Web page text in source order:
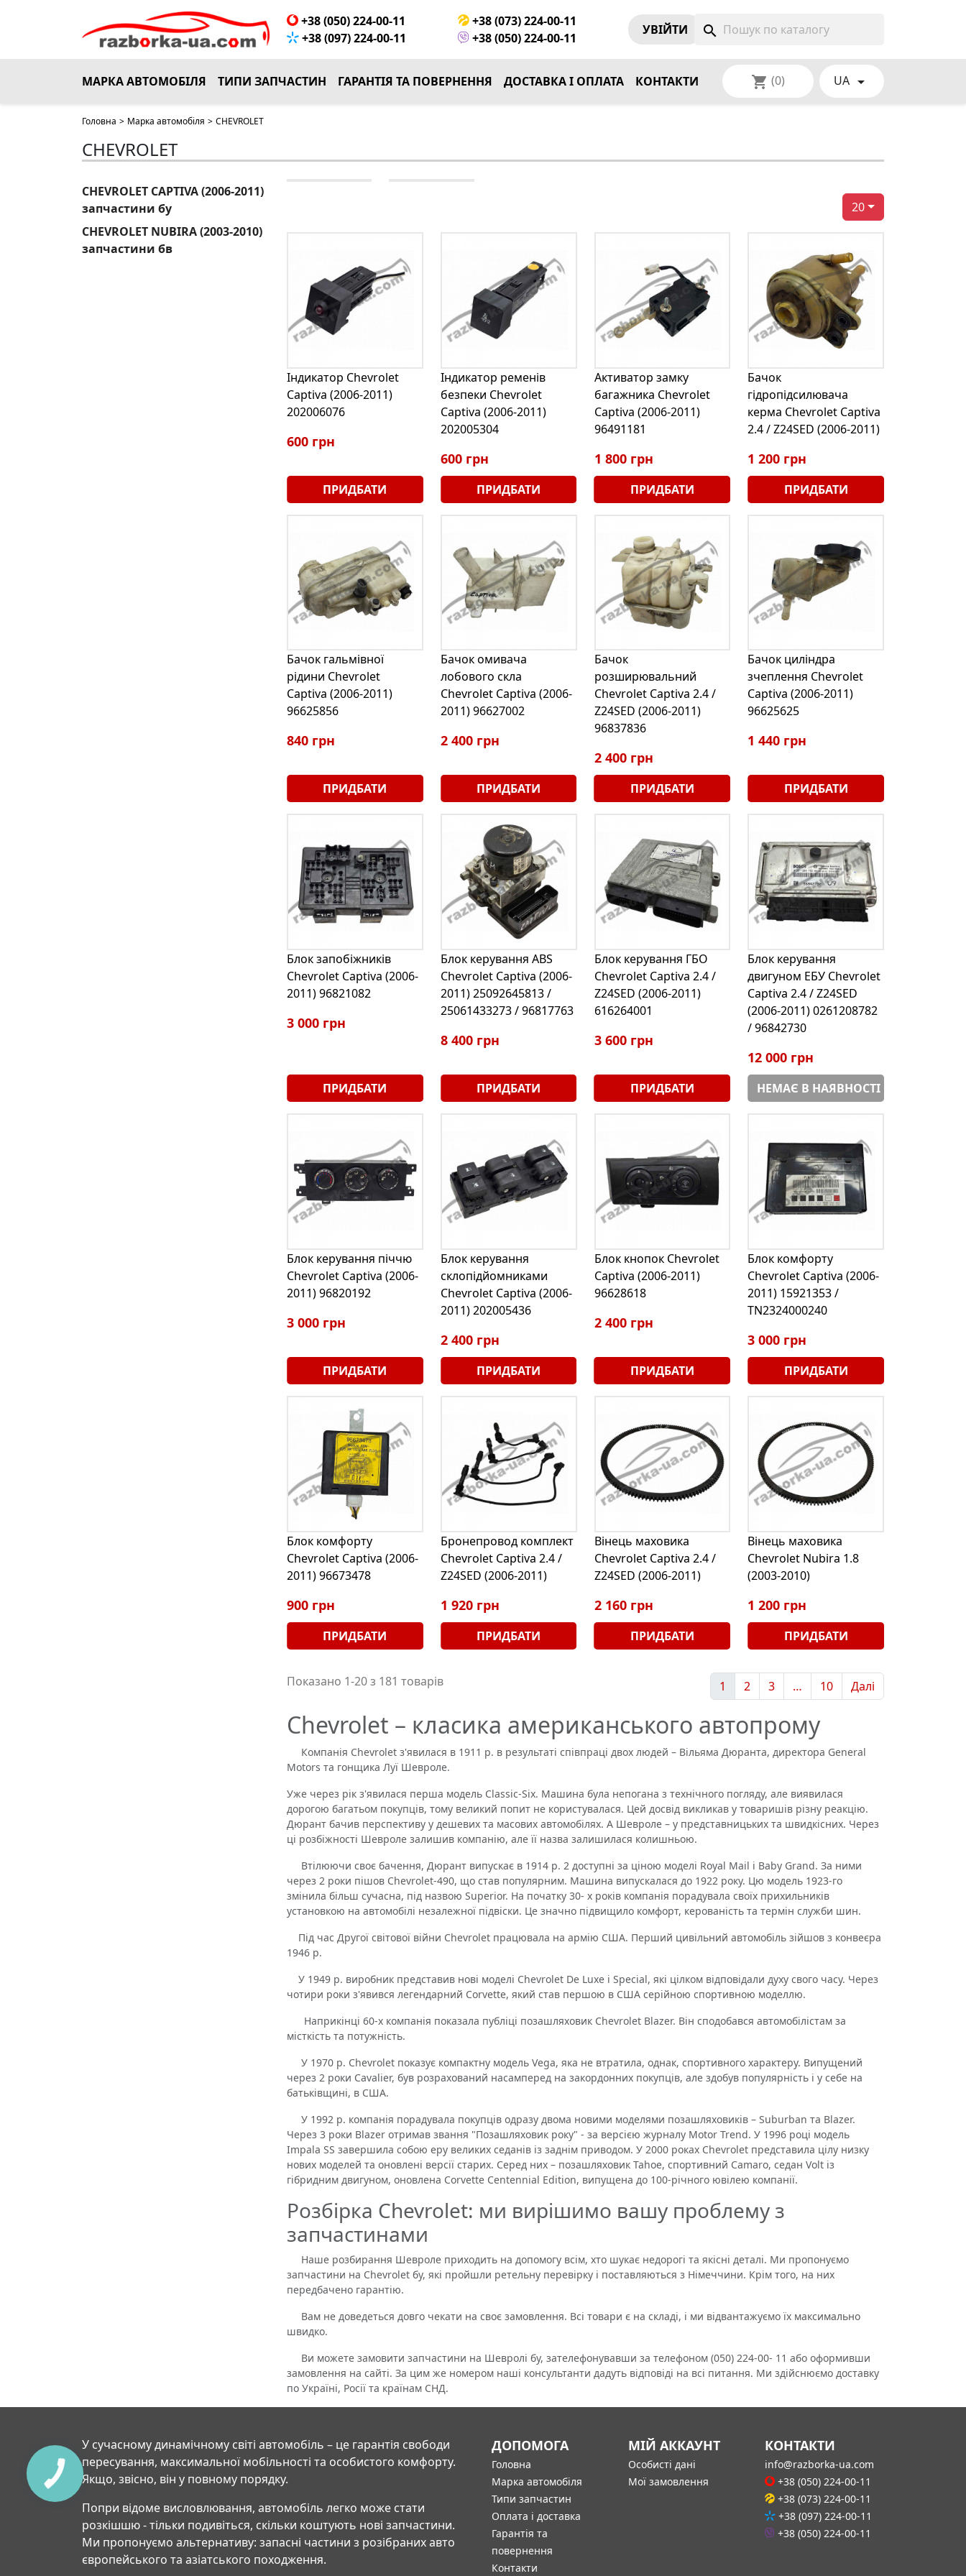
+38 (050) 224-00-11
+38 (073) 224-00-11
+38 (097) 224-00-11
+38 (050) 224-00-11
УВIЙТИ search
МАРКА АВТОМОБІЛЯ ТИПИ ЗАПЧАСТИН ГАРАНТІЯ ТА ПОВЕРНЕННЯ ДОСТАВКА І ОПЛАТА КОНТАКТИ shopping_cart (0) UA 
Головна > Марка автомобіля > CHEVROLET
CHEVROLET
CHEVROLET CAPTIVA (2006-2011)
запчастини бу
CHEVROLET NUBIRA (2003-2010)
запчастини бв
20
Індикатор Chevrolet
Captiva (2006-2011)
202006076
600 грн
ПРИДБАТИ
Індикатор ременів
безпеки Chevrolet
Captiva (2006-2011)
202005304
600 грн
ПРИДБАТИ
Активатор замку
багажника Chevrolet
Captiva (2006-2011)
96491181
1 800 грн
ПРИДБАТИ
Бачок
гідропідсилювача
керма Chevrolet Captiva
2.4 / Z24SED (2006-2011)
1 200 грн
ПРИДБАТИ
Бачок гальмівної
рідини Chevrolet
Captiva (2006-2011)
96625856
840 грн
ПРИДБАТИ
Бачок омивача
лобового скла
Chevrolet Captiva (2006-
2011) 96627002
2 400 грн
ПРИДБАТИ
Бачок
розширювальний
Chevrolet Captiva 2.4 /
Z24SED (2006-2011)
96837836
2 400 грн
ПРИДБАТИ
Бачок циліндра
зчеплення Chevrolet
Captiva (2006-2011)
96625625
1 440 грн
ПРИДБАТИ
Блок запобіжників
Chevrolet Captiva (2006-
2011) 96821082
3 000 грн
ПРИДБАТИ
Блок керування ABS
Chevrolet Captiva (2006-
2011) 25092645813 /
25061433273 / 96817763
8 400 грн
ПРИДБАТИ
Блок керування ГБО
Chevrolet Captiva 2.4 /
Z24SED (2006-2011)
616264001
3 600 грн
ПРИДБАТИ
Блок керування
двигуном ЕБУ Chevrolet
Captiva 2.4 / Z24SED
(2006-2011) 0261208782
/ 96842730
12 000 грн
НЕМАЄ В НАЯВНОСТІ
Блок керування піччю
Chevrolet Captiva (2006-
2011) 96820192
3 000 грн
ПРИДБАТИ
Блок керування
склопідйомниками
Chevrolet Captiva (2006-
2011) 202005436
2 400 грн
ПРИДБАТИ
Блок кнопок Chevrolet
Captiva (2006-2011)
96628618
2 400 грн
ПРИДБАТИ
Блок комфорту
Chevrolet Captiva (2006-
2011) 15921353 /
TN2324000240
3 000 грн
ПРИДБАТИ
Блок комфорту
Chevrolet Captiva (2006-
2011) 96673478
900 грн
ПРИДБАТИ
Бронепровод комплект
Chevrolet Captiva 2.4 /
Z24SED (2006-2011)
1 920 грн
ПРИДБАТИ
Вінець маховика
Chevrolet Captiva 2.4 /
Z24SED (2006-2011)
2 160 грн
ПРИДБАТИ
Вінець маховика
Chevrolet Nubira 1.8
(2003-2010)
1 200 грн
ПРИДБАТИ
Показано 1-20 з 181 товарів 1 2 3 … 10 Далі
Chevrolet – класика американського автопрому
Компанія Chevrolet з'явилася в 1911 р. в результаті співпраці двох людей – Вільяма Дюранта, директора General
Motors та гонщика Луї Шевроле.
Уже через рік з'явилася перша модель Classic-Six. Машина була непогана з технічного погляду, але виявилася
дорогою багатьом покупців, тому великий попит не користувалася. Цей досвід викликав у товаришів різну реакцію.
Дюрант бачив перспективу у дешевих та масових автомобілях. А Шевроле – у представницьких та швидкісних. Через
ці розбіжності Шевроле залишив компанію, але її назва залишилася колишньою.
Втілюючи своє бачення, Дюрант випускає в 1914 р. 2 доступні за ціною моделі Royal Mail і Baby Grand. За ними
через 2 роки пішов Chevrolet-490, що став популярним. Машина випускалася до 1922 року. Цю модель 1923-го
змінила більш сучасна, під назвою Superior. На початку 30- х років компанія порадувала своїх прихильників
установкою на автомобілі незалежної підвіски. Це значно підвищило комфорт, керованість та термін служби шин.
Під час Другої світової війни Chevrolet працювала на армію США. Перший цивільний автомобіль зійшов з конвеєра
1946 р.
У 1949 р. виробник представив нові моделі Chevrolet De Luxe і Special, які цілком відповідали духу свого часу. Через
чотири роки з'явився легендарний Corvette, який став першою в США серійною спортивною моделлю.
Наприкінці 60-х компанія показала публіці позашляховик Chevrolet Blazer. Він сподобався автомобілістам за
місткість та потужність.
У 1970 р. Chevrolet показує компактну модель Vega, яка не втратила, однак, спортивного характеру. Випущений
через 2 роки Cavalier, був розрахований насамперед на закордонних покупців, але здобув популярність і у себе на
батьківщині, в США.
У 1992 р. компанія порадувала покупців одразу двома новими моделями позашляховиків – Suburban та Blazer.
Через 3 роки Blazer отримав звання "Позашляховик року" - за версією журналу Motor Trend. У 1996 році модель
Impala SS завершила собою еру великих седанів із заднім приводом. У 2000 роках Chevrolet представила цілу низку
нових моделей та оновлені версії старих. Серед них – позашляховик Tahoe, спортивний Camaro, седан Volt із
гібридним двигуном, оновлена ​​Corvette Centennial Edition, випущена до 100-річного ювілею компанії.
Розбірка Chevrolet: ми вирішимо вашу проблему з
запчастинами
Наше розбирання Шевроле приходить на допомогу всім, хто шукає недорогі та якісні деталі. Ми пропонуємо
запчастини на Chevrolet бу, які пройшли ретельну перевірку і поставляються з Німеччини. Крім того, на них
передбачено гарантію.
Вам не доведеться довго чекати на своє замовлення. Всі товари є на складі, і ми відвантажуємо їх максимально
швидко.
Ви можете замовити запчастини на Шевролі бу, зателефонувавши за телефоном (050) 224-00- 11 або оформивши
замовлення на сайті. За цим же номером наші консультанти дадуть відповіді на всі питання. Ми здійснюємо доставку
по Україні, Росії та країнам СНД.
У сучасному динамічному світі автомобіль – це гарантія свободи
пересування, максимальної мобільності та особистого комфорту.
Якщо, звісно, він у повному порядку.
Попри відоме висловлювання, автомобіль легко може стати
розкішшю - тільки подивіться, скільки коштують нові запчастини.
Ми пропонуємо альтернативу: запасні частини з розібраних авто
європейського та азіатського походження.
ДОПОМОГА
Головна
Марка автомобіля
Типи запчастин
Оплата і доставка
Гарантія та
повернення
Контакти
МІЙ АККАУНТ
Особисті дані
Мої замовлення
КОНТАКТИ
info@razborka-ua.com
+38 (050) 224-00-11
+38 (073) 224-00-11
+38 (097) 224-00-11
+38 (050) 224-00-11